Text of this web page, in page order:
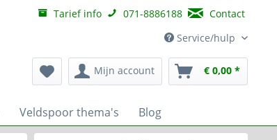
Tarief info 071-8886188
Contact
Service/hulp
Mijn account € 0,00 *
Veldspoor thema's Blog